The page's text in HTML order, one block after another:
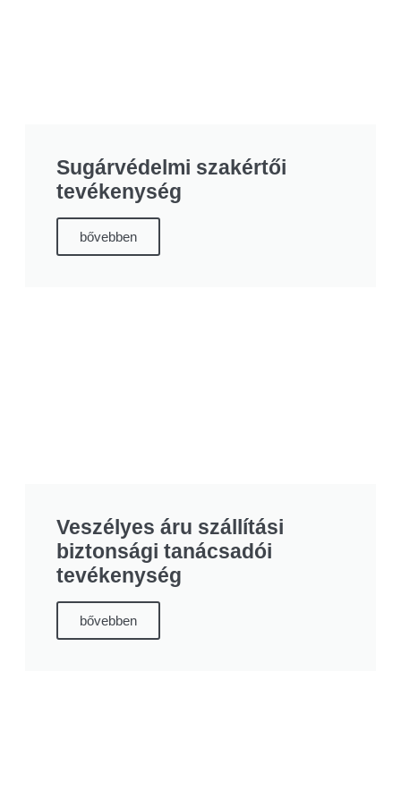
Sugárvédelmi szakértői
tevékenység
bővebben
Veszélyes áru szállítási
biztonsági tanácsadói
tevékenység
bővebben